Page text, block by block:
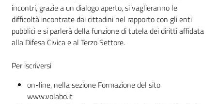
Assemblea
legislativa
Attività
incontri, grazie a un dialogo aperto, si vaglieranno le
difficoltà incontrate dai cittadini nel rapporto con gli enti
pubblici e si parlerà della funzione di tutela dei diritti affidata
alla Difesa Civica e al Terzo Settore.
Per iscriversi
on-line, nella sezione Formazione del sito
www.volabo.it